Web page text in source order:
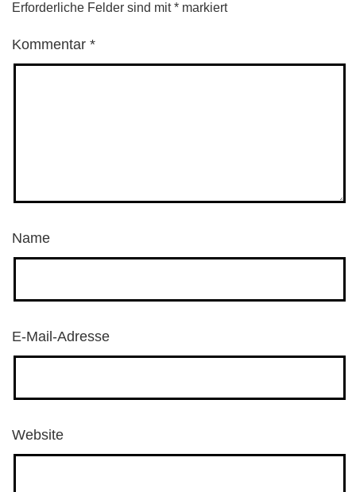
Erforderliche Felder sind mit* markiert
Kommentar *
Name
E-Mail-Adresse
Website